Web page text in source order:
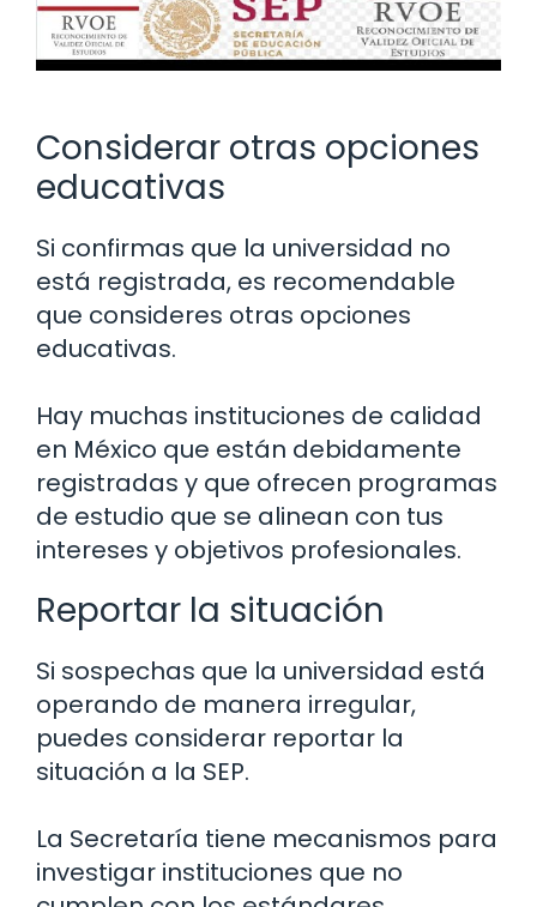
Considerar otras opciones
educativas
Si confirmas que la universidad no
está registrada, es recomendable
que consideres otras opciones
educativas.
Hay muchas instituciones de calidad
en México que están debidamente
registradas y que ofrecen programas
de estudio que se alinean con tus
intereses y objetivos profesionales.
Reportar la situación
Si sospechas que la universidad está
operando de manera irregular,
puedes considerar reportar la
situación a la SEP.
La Secretaría tiene mecanismos para
investigar instituciones que no